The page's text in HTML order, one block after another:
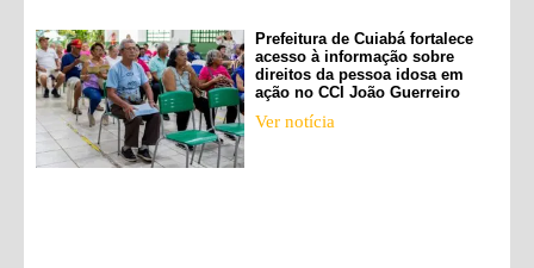
Prefeitura de Cuiabá fortalece
acesso à informação sobre
direitos da pessoa idosa em
ação no CCI João Guerreiro
Ver notícia